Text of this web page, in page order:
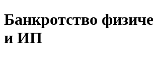
Банкротство
и ИП